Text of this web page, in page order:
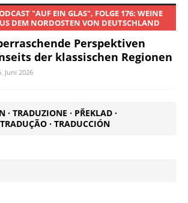
"AUF EIN GLAS", FOLGE 176: WEINE
DEM NORDOSTEN VON DEUTSCHLAND
Perspektiven
der klassischen Regionen
Juni 2026
· TRADUZIONE · PŘEKLAD ·
· TRADUCCIÓN